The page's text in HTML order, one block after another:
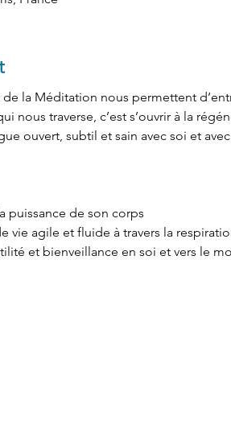
la Méditation nous permettent
nous traverse, c’est s’ouvrir à la
ouvert, subtil et sain avec soi et
puissance de son corps
vie agile et fluide à travers la
et bienveillance en soi et vers le